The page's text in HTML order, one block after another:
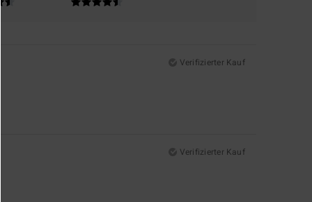
Verifizierter Kauf
Verifizierter Kauf